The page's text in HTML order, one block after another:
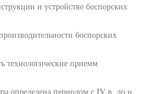
и устройстве боспорских
боспорских
технологические приемм
определена периодом с IV в. до н.